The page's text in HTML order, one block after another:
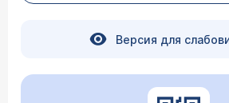
Версия для